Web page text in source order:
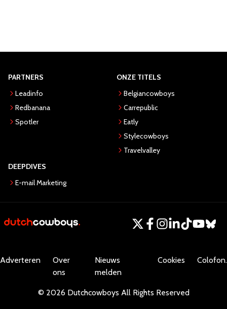
PARTNERS
Leadinfo
Redbanana
Spotler
ONZE TITELS
Belgiancowboys
Carrepublic
Eatly
Stylecowboys
Travelvalley
DEEPDIVES
E-mail Marketing
Adverteren
Over
ons
Nieuws
melden
Cookies Colofon.
© 2026 Dutchcowboys All Rights Reserved